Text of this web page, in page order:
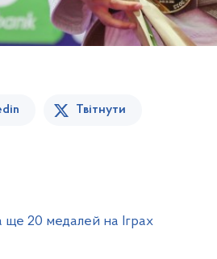
Твітнути
ще 20 медалей на Іграх